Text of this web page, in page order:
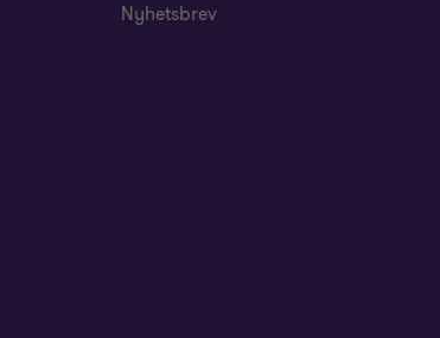
Nyhetsbrev